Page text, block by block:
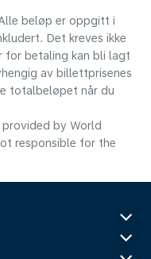
beløp er oppgitt i
Det kreves ikke
for betaling kan bli lagt
av billettprisenes
totalbeløpet når du
by World
responsible for the